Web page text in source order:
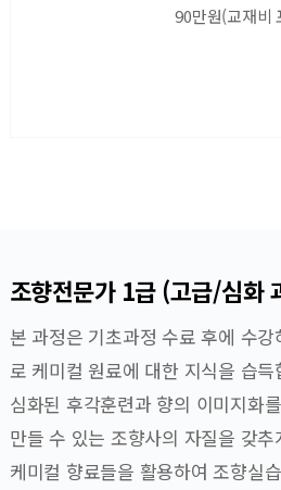
90만원(교재비
조향전문가 1급 (고급/심화
본 과정은 기초과정 수료 후에 수
로 케미컬 원료에 대한 지식을 습득
심화된 후각훈련과 향의 이미지화
만들 수 있는 조향사의 자질을 갖추
케미컬 향료들을 활용하여 조향실